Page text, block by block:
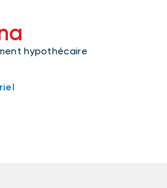
hypothécaire